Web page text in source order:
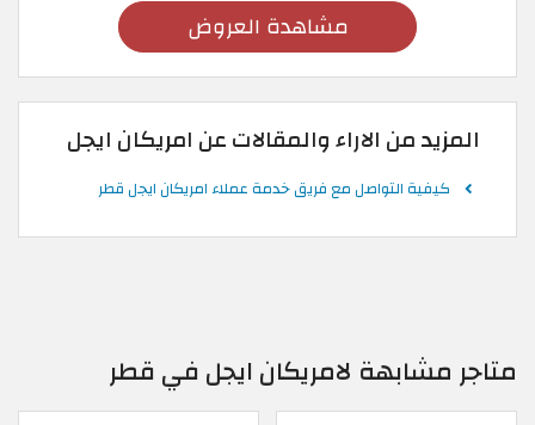
مشاهدة العروض
المزيد من الاراء والمقالات عن امريكان ايجل
كيفية التواصل مع فريق خدمة عملاء امريكان ايجل قطر
متاجر مشابهة لامريكان ايجل في قطر